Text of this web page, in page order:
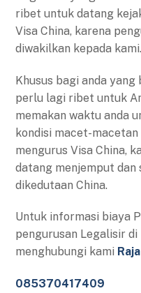
ribet untuk datang
Visa China, karena
diwakilkan kepada kami.
Khusus bagi anda
perlu lagi ribet untuk
memakan waktu anda
kondisi macet-
mengurus Visa China,
datang menjemput dan
dikedutaan China.
Untuk informasi biaya
pengurusan Legalisir di
menghubungi kami
085370417409